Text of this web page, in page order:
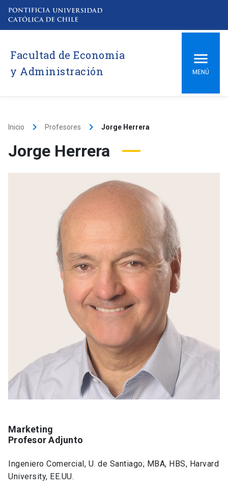
Facultad de Economía
y Administración
MENÚ
Inicio keyboard_arrow_right Profesores keyboard_arrow_right Jorge Herrera
Jorge Herrera
Marketing
Profesor Adjunto
Ingeniero Comercial, U. de Santiago; MBA, HBS, Harvard
University, EE.UU.